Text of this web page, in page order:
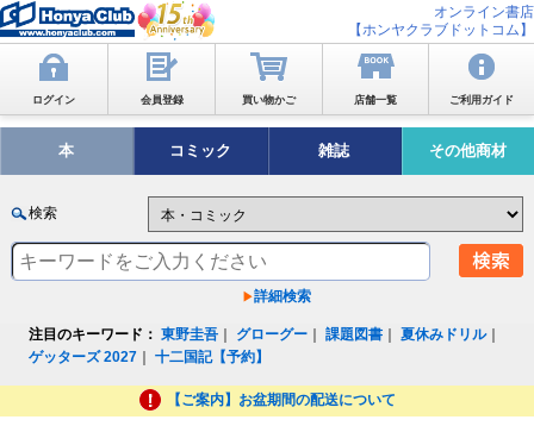
オンライン書店
【ホンヤクラブドットコム】
ログイン 会員登録 買い物かご 店舗一覧 ご利用ガイド
本 コミック 雑誌 その他商材
検索
詳細検索
注目のキーワード： 東野圭吾 グローグー ｜課題図書 ｜夏休みドリル｜
ゲッターズ 2027 ｜十二国記【予約】
【ご案内】お盆期間の配送について